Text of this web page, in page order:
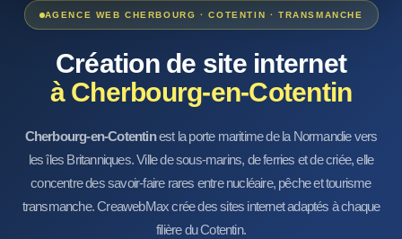
AGENCE WEB CHERBOURG · COTENTIN · TRANSMANCHE
Création de site internet
à Cherbourg-en-Cotentin
Cherbourg-en-Cotentinest la porte maritime de la Normandie vers
les îles Britanniques. Ville de sous-marins, de ferries et de criée, elle
concentre des savoir-faire rares entre nucléaire, pêche et tourisme
transmanche. CreawebMax crée des sites internet adaptés à chaque
filière du Cotentin.